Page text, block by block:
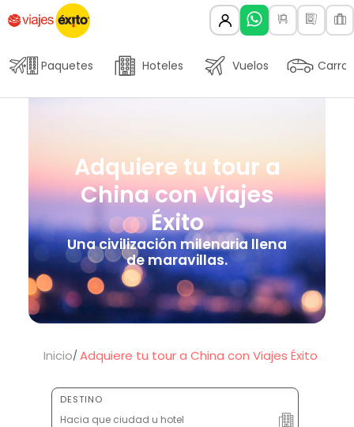
Paquetes Hoteles Vuelos Carros
Adquiere tu tour a
China con Viajes
Éxito
Una civilización milenaria llena
de maravillas.
Inicio Adquiere tu tour a China con Viajes Éxito
DESTINO